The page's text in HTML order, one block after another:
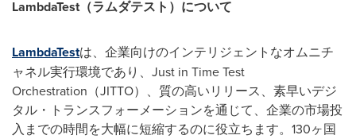
LambdaTest（ラムダテスト）について
LambdaTestは、企業向けのインテリジェントなオムニチ
ャネル実行環境であり、Just in Time Test
Orchestration（JITTO）、質の高いリリース、素早いデジ
タル・トランスフォーメーションを通じて、企業の市場投
入までの時間を大幅に短縮するのに役立ちます。130ヶ国